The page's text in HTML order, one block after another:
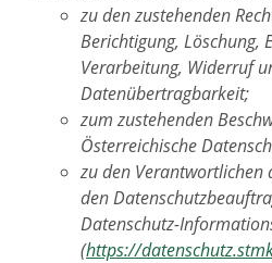
zu den zustehenden
Berichtigung, Löschung,
Verarbeitung, Widerruf
Datenübertragbarkeit;
zum zustehenden
Österreichische
zu den Verantwortlichen
den
Datenschutz-
(https://